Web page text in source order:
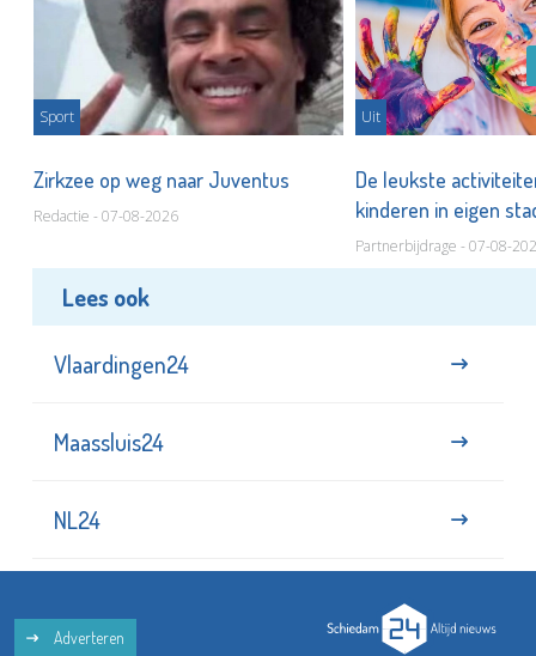
Sport
Zirkzee op weg naar Juventus
Redactie - 07-08-2026
Uit
De leukste
kinderen in eigen
Partnerbijdrage - 07-08-
Lees ook
Vlaardingen24
Maassluis24
NL24
Adverteren